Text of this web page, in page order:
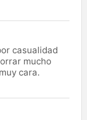
casualidad
mucho
cara.